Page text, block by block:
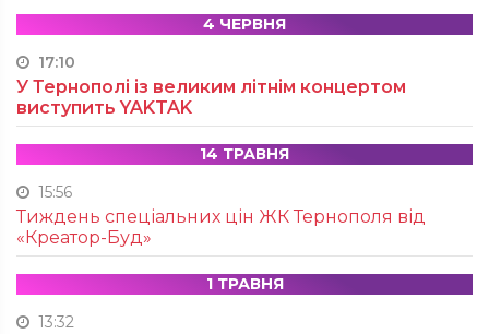
4 ЧЕРВНЯ
17:10
У Тернополі із великим літнім концертом
виступить YAKTAK
14 ТРАВНЯ
15:56
Тиждень спеціальних цін ЖК Тернополя від
«Креатор-Буд»
1 ТРАВНЯ
13:32